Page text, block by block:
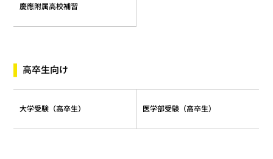
慶應附属高校補習
高卒生向け
大学受験（高卒生） 医学部受験（高卒生）